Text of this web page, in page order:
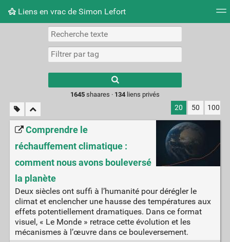
Liens en vrac de Simon Lefort
Nuage de tags Mur d'images
results.
1645shaares · 134liens privés
20 50 100
Comprendre le
réchauffement climatique :
comment nous avons bouleversé
la planète
Deux siècles ont suffi à l’humanité pour dérégler le
climat et enclencher une hausse des températures aux
effets potentiellement dramatiques. Dans ce format
visuel, « Le Monde » retrace cette évolution et les
mécanismes à l’œuvre dans ce bouleversement.